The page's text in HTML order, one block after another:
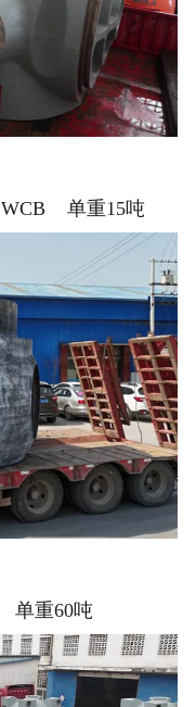
单重15吨
重60吨